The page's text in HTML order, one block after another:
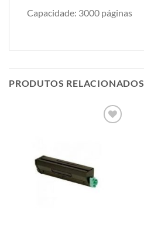
Capacidade: 3000 páginas
PRODUTOS RELACIONADOS